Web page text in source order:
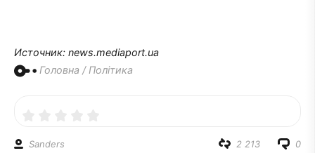
Источник: news.mediaport.ua
Головна / Політика
Sanders 0
2 213